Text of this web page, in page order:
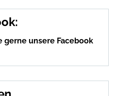
gerne unsere Facebook